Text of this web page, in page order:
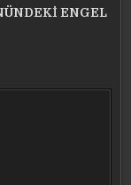
ENGEL